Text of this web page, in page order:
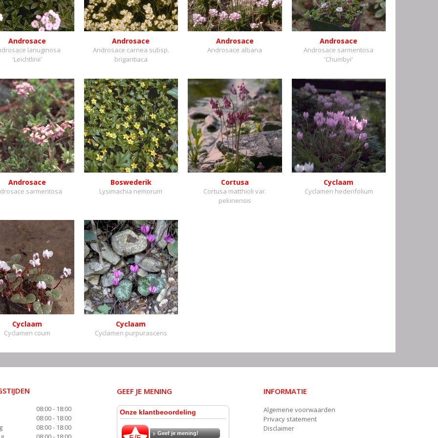
Androsace
lanuginosa
'Leichtlinii'
Androsace
Androsace carnea subsp.
brigantiaca
Androsace
Androsace albana
Androsace
Androsace sarmentosa
'Chumbyi'
Androsace
sarmentosa
Boswederik
Lysimachia nemorum
Cortusa
Cortusa matthioli var.
pekinensis
Cyclaam
Cyclamen hederifolium
Cyclaam
Cyclamen coum
Cyclaam
Cyclamen purpurascens
08:00 - 18:00
08:00 - 18:00
08:00 - 18:00
GEEF JE MENING INFORMATIE
Algemene voorwaarden
Privacy statement
Disclaimer